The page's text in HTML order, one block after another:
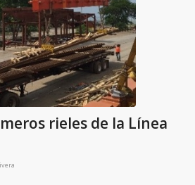
rieles de la Línea